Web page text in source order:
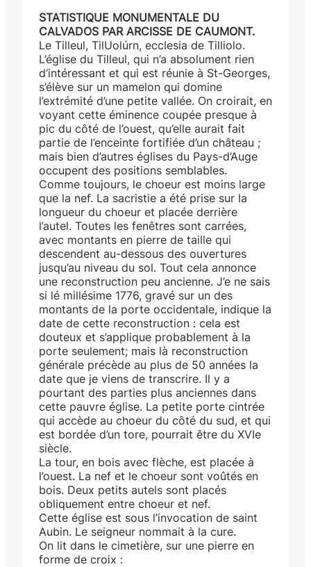
STATISTIQUE MONUMENTALE DU
CALVADOS PAR ARCISSE DE CAUMONT.
Le Tilleul, TilUolúrn, ecclesia de Tilliolo.
L’église du Tilleul, qui n’a absolument rien
d’intéressant et qui est réunie à St-Georges,
s’élève sur un mamelon qui domine
l’extrémité d’une petite vallée. On croirait, en
voyant cette éminence coupée presque à
pic du côté de l’ouest, qu’elle aurait fait
partie de l’enceinte fortifiée d’un château ;
mais bien d’autres églises du Pays-d’Auge
occupent des positions semblables.
Comme toujours, le choeur est moins large
que la nef. La sacristie a été prise sur la
longueur du choeur et placée derrière
l’autel. Toutes les fenêtres sont carrées,
avec montants en pierre de taille qui
descendent au-dessous des ouvertures
jusqu’au niveau du sol. Tout cela annonce
une reconstruction peu ancienne. J’e ne sais
si lé millésime 1776, gravé sur un des
montants de la porte occidentale, indique la
date de cette reconstruction : cela est
douteux et s’applique probablement à la
porte seulement; mais là reconstruction
générale précède au plus de 50 années la
date que je viens de transcrire. Il y a
pourtant des parties plus anciennes dans
cette pauvre église. La petite porte cintrée
qui accède au choeur du côté du sud, et qui
est bordée d’un tore, pourrait être du XVIe
siècle.
La tour, en bois avec flèche, est placée à
l’ouest. La nef et le choeur sont voûtés en
bois. Deux petits autels sont placés
obliquement entre choeur et nef.
Cette église est sous l’invocation de saint
Aubin. Le seigneur nommait à la cure.
On lit dans le cimetière, sur une pierre en
forme de croix :